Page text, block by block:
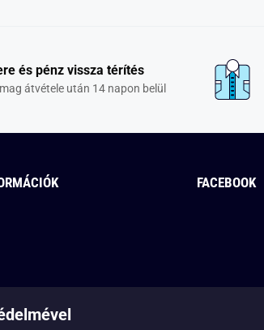
és pénz vissza térítés
átvétele után 14 napon belül
FACEBOOK